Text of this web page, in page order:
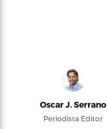
Oscar J. Serrano
Periodista Editor